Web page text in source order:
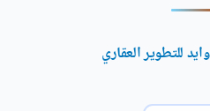
للتطوير العقاري